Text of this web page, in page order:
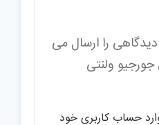
را ارسال می
ولنتی
حساب کاربری خود